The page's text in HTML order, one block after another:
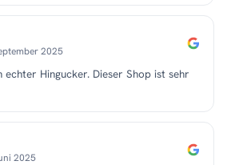
2025
echter Hingucker. Dieser Shop ist sehr
2025